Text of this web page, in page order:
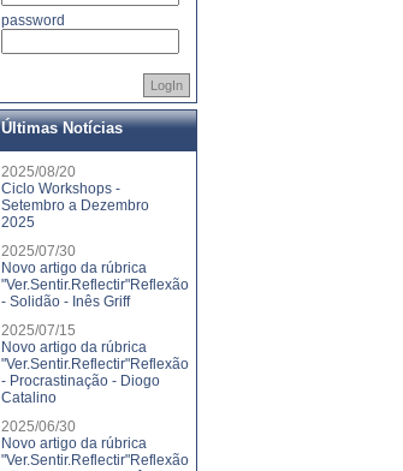
password
LogIn
Últimas Notícias
2025/08/20
Ciclo Workshops -
Setembro a Dezembro
2025
2025/07/30
Novo artigo da rúbrica
"Ver.Sentir.Reflectir"Reflexão
- Solidão - Inês Griff
2025/07/15
Novo artigo da rúbrica
"Ver.Sentir.Reflectir"Reflexão
- Procrastinação - Diogo
Catalino
2025/06/30
Novo artigo da rúbrica
"Ver.Sentir.Reflectir"Reflexão